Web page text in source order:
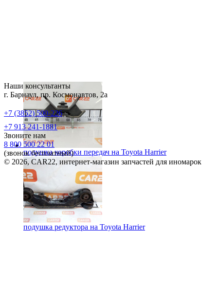
подушка коробки передач на Toyota Harrier
подушка редуктора на Toyota Harrier
Наши консультанты
г. Барнаул, пр. Космонавтов, 2а
+7 (3852) 500-226
+7 913 241-1881
Звоните нам
8 800 500 22 01
(звонок бесплатный)
© 2026, CAR22, интернет-магазин запчастей для иномарок